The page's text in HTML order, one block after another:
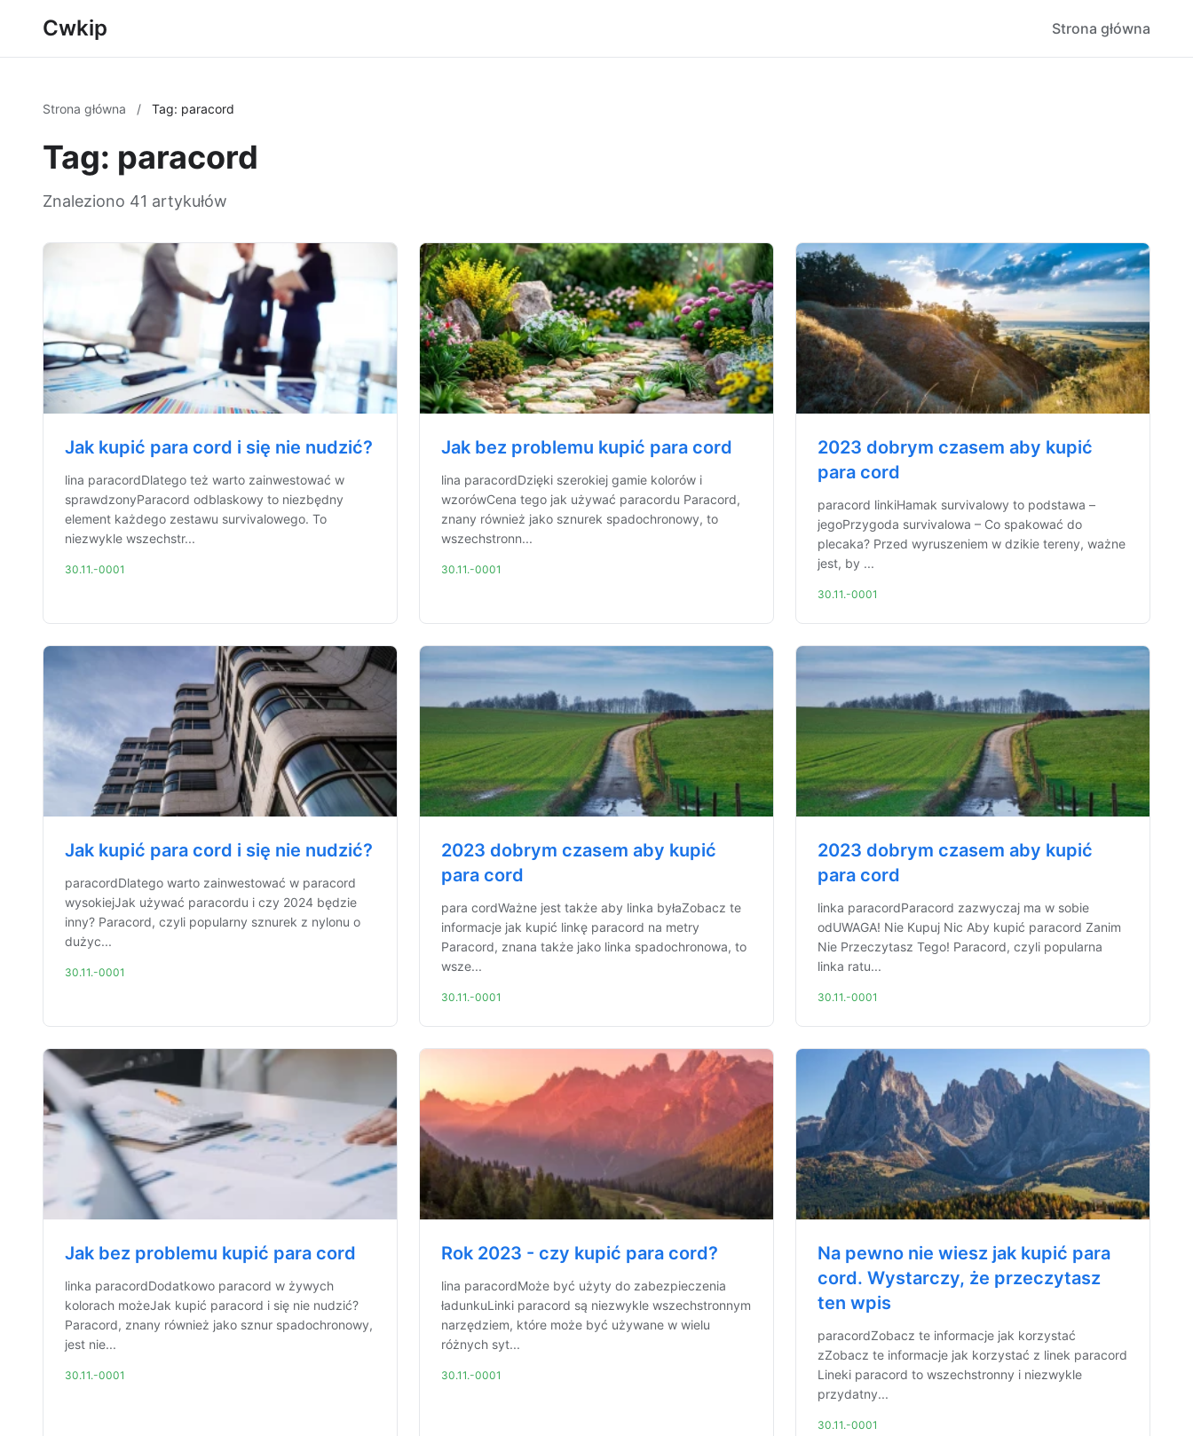
Cwkip Strona główna
Strona główna / Tag: paracord
Tag: paracord
Znaleziono 41 artykułów
Jak kupić para cord i się nie nudzić?
lina paracordDlatego też warto zainwestować w
sprawdzonyParacord odblaskowy to niezbędny
element każdego zestawu survivalowego. To
niezwykle wszechstr...
30.11.-0001
Jak bez problemu kupić para cord
lina paracordDzięki szerokiej gamie kolorów i
wzorówCena tego jak używać paracordu Paracord,
znany również jako sznurek spadochronowy, to
wszechstronn...
30.11.-0001
2023 dobrym czasem aby kupić
para cord
paracord linkiHamak survivalowy to podstawa –
jegoPrzygoda survivalowa – Co spakować do
plecaka? Przed wyruszeniem w dzikie tereny, ważne
jest, by ...
30.11.-0001
Jak kupić para cord i się nie nudzić?
paracordDlatego warto zainwestować w paracord
wysokiejJak używać paracordu i czy 2024 będzie
inny? Paracord, czyli popularny sznurek z nylonu o
dużyc...
30.11.-0001
2023 dobrym czasem aby kupić
para cord
para cordWażne jest także aby linka byłaZobacz te
informacje jak kupić linkę paracord na metry
Paracord, znana także jako linka spadochronowa, to
wsze...
30.11.-0001
2023 dobrym czasem aby kupić
para cord
linka paracordParacord zazwyczaj ma w sobie
odUWAGA! Nie Kupuj Nic Aby kupić paracord Zanim
Nie Przeczytasz Tego! Paracord, czyli popularna
linka ratu...
30.11.-0001
Jak bez problemu kupić para cord
linka paracordDodatkowo paracord w żywych
kolorach możeJak kupić paracord i się nie nudzić?
Paracord, znany również jako sznur spadochronowy,
jest nie...
30.11.-0001
Rok 2023 - czy kupić para cord?
lina paracordMoże być użyty do zabezpieczenia
ładunkuLinki paracord są niezwykle wszechstronnym
narzędziem, które może być używane w wielu
różnych syt...
30.11.-0001
Na pewno nie wiesz jak kupić para
cord. Wystarczy, że przeczytasz
ten wpis
paracordZobacz te informacje jak korzystać
zZobacz te informacje jak korzystać z linek paracord
Lineki paracord to wszechstronny i niezwykle
przydatny...
30.11.-0001